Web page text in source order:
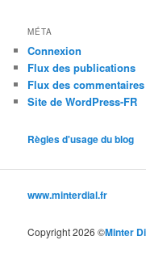
MÉTA
Connexion
Flux des publications
Flux des commentaires
Site de WordPress-FR
Règles d'usage du blog
www.minterdial.fr
Copyright 2026 ©Minter